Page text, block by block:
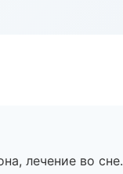
лечение во сне.